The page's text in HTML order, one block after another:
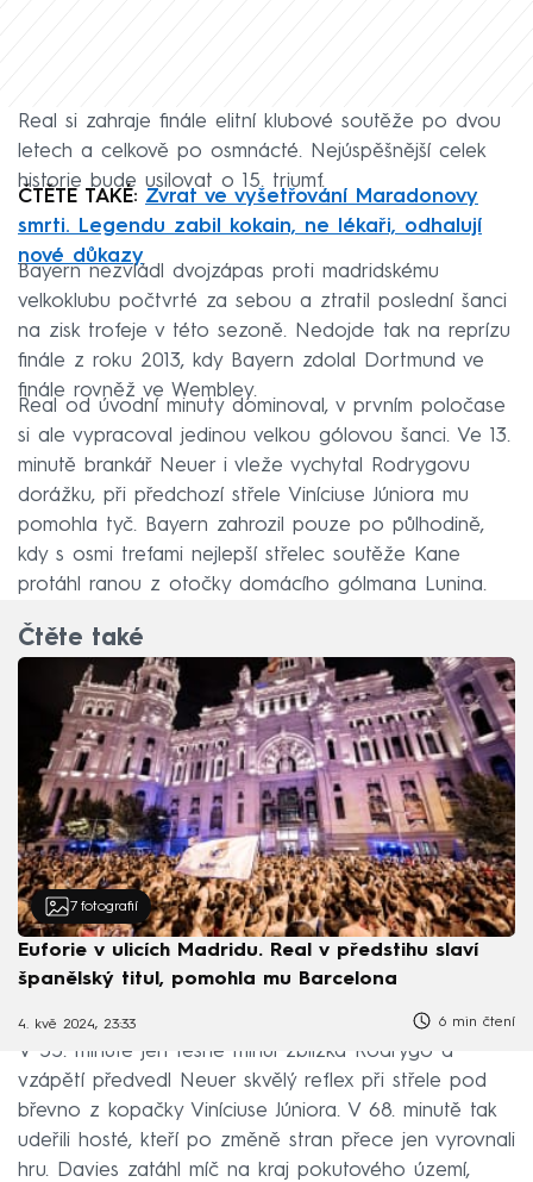
Real si zahraje finále elitní klubové soutěže po dvou
letech a celkově po osmnácté. Nejúspěšnější celek
historie bude usilovat o 15. triumf.
ČTĚTE TAKÉ: Zvrat ve vyšetřování Maradonovy
smrti. Legendu zabil kokain, ne lékaři, odhalují
nové důkazy
Bayern nezvládl dvojzápas proti madridskému
velkoklubu počtvrté za sebou a ztratil poslední šanci
na zisk trofeje v této sezoně. Nedojde tak na reprízu
finále z roku 2013, kdy Bayern zdolal Dortmund ve
finále rovněž ve Wembley.
Real od úvodní minuty dominoval, v prvním poločase
si ale vypracoval jedinou velkou gólovou šanci. Ve 13.
minutě brankář Neuer i vleže vychytal Rodrygovu
dorážku, při předchozí střele Viníciuse Júniora mu
pomohla tyč. Bayern zahrozil pouze po půlhodině,
kdy s osmi trefami nejlepší střelec soutěže Kane
protáhl ranou z otočky domácího gólmana Lunina.
Čtěte také
7 fotografií
Euforie v ulicích Madridu. Real v předstihu slaví
španělský titul, pomohla mu Barcelona
4. kvě 2024, 23:33 6 min čtení
V 55. minutě jen těsně minul zblízka Rodrygo a
vzápětí předvedl Neuer skvělý reflex při střele pod
břevno z kopačky Viníciuse Júniora. V 68. minutě tak
udeřili hosté, kteří po změně stran přece jen vyrovnali
hru. Davies zatáhl míč na kraj pokutového území,